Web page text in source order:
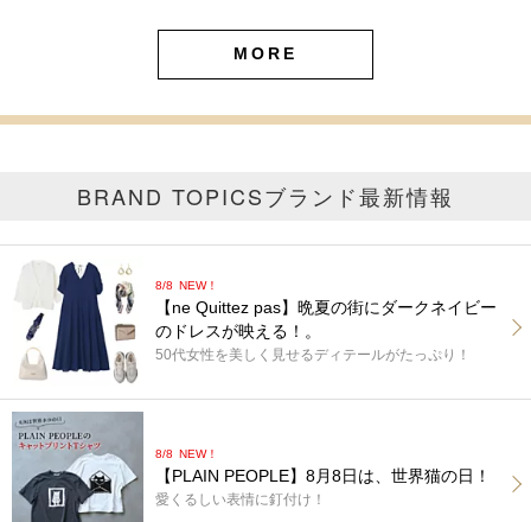
MORE
BRAND TOPICSブランド最新情報
8/8 NEW！
【ne Quittez pas】晩夏の街にダークネイビー
のドレスが映える！。
50代女性を美しく見せるディテールがたっぷり！
8/8 NEW！
【PLAIN PEOPLE】8月8日は、世界猫の日！
愛くるしい表情に釘付け！